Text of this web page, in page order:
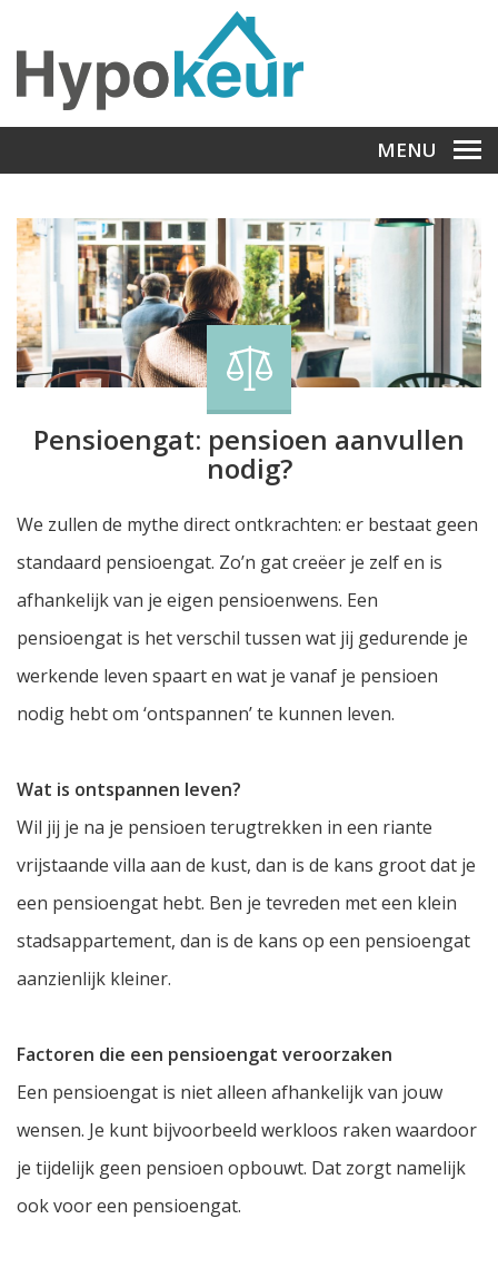
MENU
Pensioengat: pensioen aanvullen
nodig?
We zullen de mythe direct ontkrachten: er bestaat geen
standaard pensioengat. Zo’n gat creëer je zelf en is
afhankelijk van je eigen pensioenwens. Een
pensioengat is het verschil tussen wat jij gedurende je
werkende leven spaart en wat je vanaf je pensioen
nodig hebt om ‘ontspannen’ te kunnen leven.
Wat is ontspannen leven?
Wil jij je na je pensioen terugtrekken in een riante
vrijstaande villa aan de kust, dan is de kans groot dat je
een pensioengat hebt. Ben je tevreden met een klein
stadsappartement, dan is de kans op een pensioengat
aanzienlijk kleiner.
Factoren die een pensioengat veroorzaken
Een pensioengat is niet alleen afhankelijk van jouw
wensen. Je kunt bijvoorbeeld werkloos raken waardoor
je tijdelijk geen pensioen opbouwt. Dat zorgt namelijk
ook voor een pensioengat.